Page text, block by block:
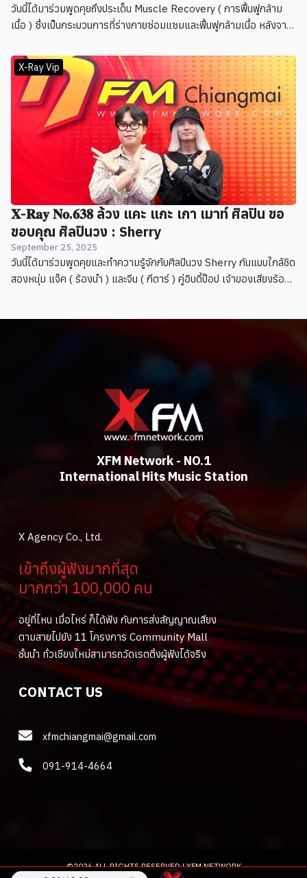
วันนี้ได้มาร่วมพูดคุยถึงประเด็น Muscle Recovery ( การฟื้นฟูกล้าม
เนื้อ ) ซึ่งเป็นกระบวนการที่ร่างกายซ่อมแซมและฟื้นฟูกล้ามเนื้อ หลังจาก
อาจมองข้าม
X-Ray Vip
𝐗-𝐑𝐚𝐲 𝐍𝐨.𝟔𝟑𝟖 ล้วง แคะ แกะ เกา เมาท์ ศิลปิน ขอ
ขอบคุณ ศิลปินวง : Sherry
September 25, 2025
วันนี้ได้มาร่วมพูดคุยและทำความรู้จักกับศิลปินวง Sherry กันแบบใกล้ชิด
สองหนุ่ม แจ๊ค ( ร้องนำ ) และจีน ( กีตาร์ ) คู่อินดี้ป๊อป เจ้าของเสียงร้อง
XFM Network - NO.1
International Hits Music Station
X Agency Co., Ltd.
เข้าถึงผู้ฟังมากที่สุด
มากกว่า 100,000 คน
อยู่ที่ไหน เมื่อไหร่ ก็ได้ฟัง กับการส่งสัญญาณเสียง
ตามสายไปยัง 11 โครงการ Community Mall
ชั้นนำ ทั่วเชียงใหม่สามารถวัดเรตติ้งผู้ฟังได้จริง
CONTACT US
xfmchiangmai@gmail.com
091-914-4664
©2026 ALL RIGHTS RESERVED |XFM NETWORK